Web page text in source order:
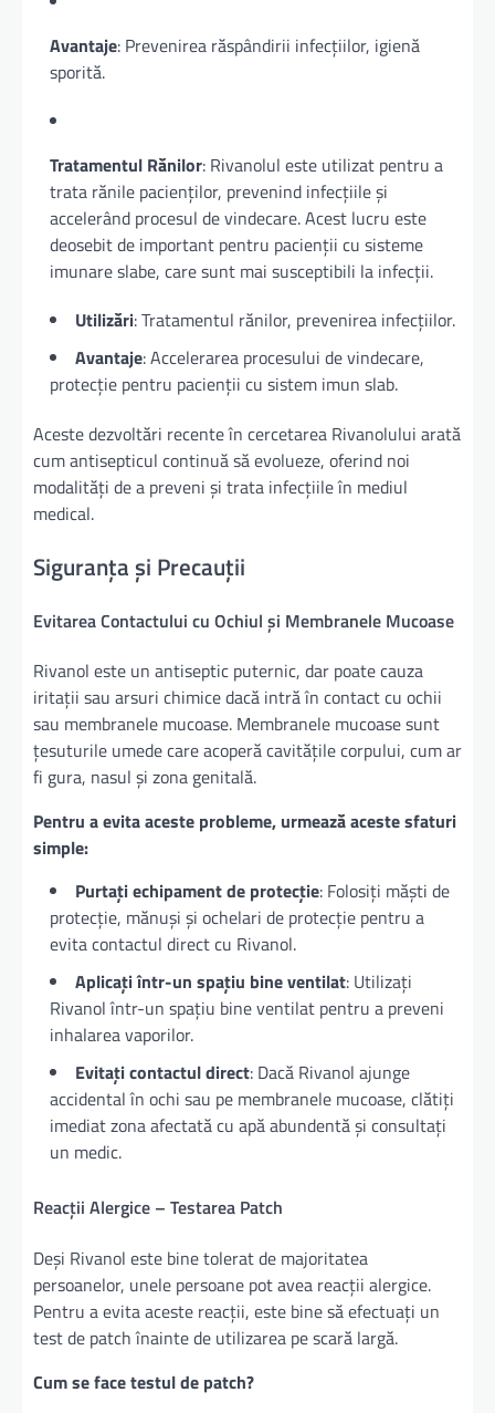
Avantaje: Prevenirea răspândirii infecțiilor, igienă
sporită.
Tratamentul Rănilor: Rivanolul este utilizat pentru a
trata rănile pacienților, prevenind infecțiile și
accelerând procesul de vindecare. Acest lucru este
deosebit de important pentru pacienții cu sisteme
imunare slabe, care sunt mai susceptibili la infecții.
Utilizări: Tratamentul rănilor, prevenirea infecțiilor.
Avantaje: Accelerarea procesului de vindecare,
protecție pentru pacienții cu sistem imun slab.
Aceste dezvoltări recente în cercetarea Rivanolului arată
cum antisepticul continuă să evolueze, oferind noi
modalități de a preveni și trata infecțiile în mediul
medical.
Siguranța și Precauții
Evitarea Contactului cu Ochiul și Membranele Mucoase
Rivanol este un antiseptic puternic, dar poate cauza
iritații sau arsuri chimice dacă intră în contact cu ochii
sau membranele mucoase. Membranele mucoase sunt
țesuturile umede care acoperă cavitățile corpului, cum ar
fi gura, nasul și zona genitală.
Pentru a evita aceste probleme, urmează aceste sfaturi
simple:
Purtați echipament de protecție: Folosiți măști de
protecție, mănuși și ochelari de protecție pentru a
evita contactul direct cu Rivanol.
Aplicați într-un spațiu bine ventilat: Utilizați
Rivanol într-un spațiu bine ventilat pentru a preveni
inhalarea vaporilor.
Evitați contactul direct: Dacă Rivanol ajunge
accidental în ochi sau pe membranele mucoase, clătiți
imediat zona afectată cu apă abundentă și consultați
un medic.
Reacții Alergice – Testarea Patch
Deși Rivanol este bine tolerat de majoritatea
persoanelor, unele persoane pot avea reacții alergice.
Pentru a evita aceste reacții, este bine să efectuați un
test de patch înainte de utilizarea pe scară largă.
Cum se face testul de patch?